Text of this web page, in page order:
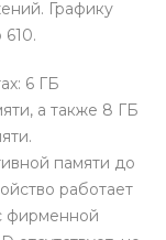
Графику
6 ГБ
а также 8 ГБ
памяти до
работает
фирменной